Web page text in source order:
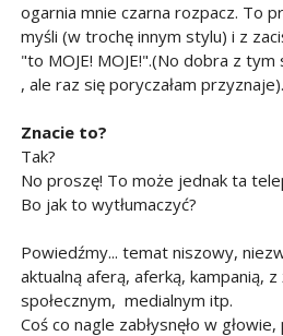
ogarnia mnie czarna rozpacz. To
myśli (w trochę innym stylu) i z
"to MOJE! MOJE!".(No dobra z
, ale raz się poryczałam przyznaje).
Znacie to?
Tak?
No proszę! To może jednak ta
Bo jak to wytłumaczyć?
Powiedźmy... temat niszowy,
aktualną aferą, aferką, kampanią,
społecznym, medialnym itp.
Coś co nagle zabłysnęło w